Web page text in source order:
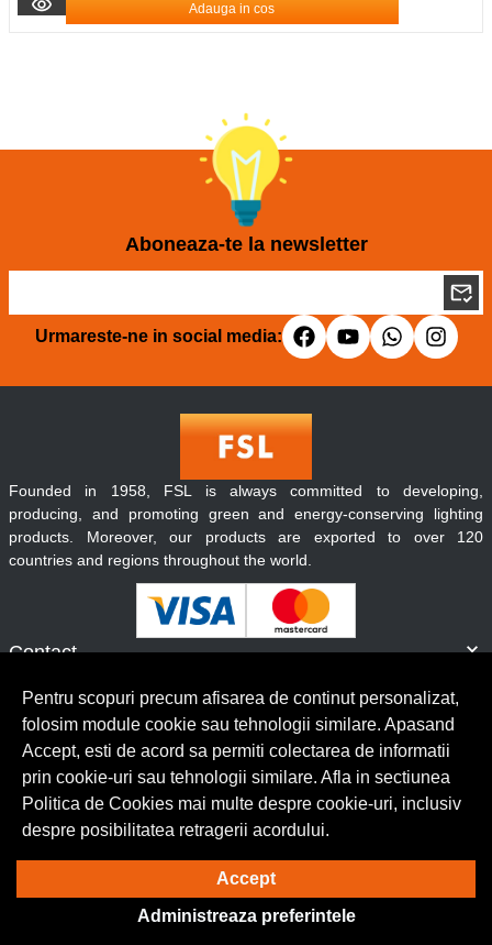
Adauga in cos
Aboneaza-te la newsletter
Urmareste-ne in social media:
Contact
Servicii clienti
Founded in 1958, FSL is always committed to developing,
producing, and promoting green and energy-conserving lighting
products. Moreover, our products are exported to over 120
countries and regions throughout the world.
© Copyright 2026 Lumilux. Toate drepturile rezervate.
Solutie eCommercepowered by
BrowserID:
Pentru scopuri precum afisarea de continut personalizat,
folosim module cookie sau tehnologii similare. Apasand
Accept, esti de acord sa permiti colectarea de informatii
prin cookie-uri sau tehnologii similare. Afla in sectiunea
Politica de Cookies mai multe despre cookie-uri, inclusiv
despre posibilitatea retragerii acordului.
Accept
Administreaza preferintele